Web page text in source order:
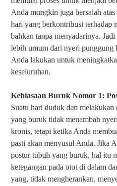
Anda mungkin juga bersalah atas
hari yang berkontribusi terhadap
bahkan tanpa menyadarinya.
lebih umum dari nyeri punggung
Anda lakukan untuk
keseluruhan.
Kebiasaan Buruk Nomor 1:
Suatu hari duduk dan melakukan
yang buruk tidak menambah
kronis, tetapi ketika Anda
pasti akan menyusul Anda. Jika
postur tubuh yang buruk, hal itu
ketegangan pada otot di dalam
yang, tidak mengherankan,